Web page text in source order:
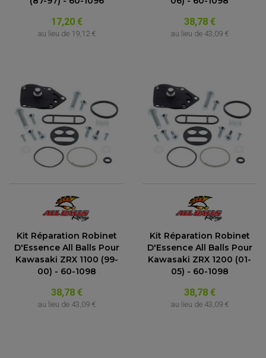
17,20 €
au lieu de 19,12 €
38,78 €
au lieu de 43,09 €
Kit Réparation Robinet
D'Essence All Balls Pour
Kawasaki ZRX 1100 (99-
00) - 60-1098
38,78 €
au lieu de 43,09 €
Kit Réparation Robinet
D'Essence All Balls Pour
Kawasaki ZRX 1200 (01-
05) - 60-1098
38,78 €
au lieu de 43,09 €